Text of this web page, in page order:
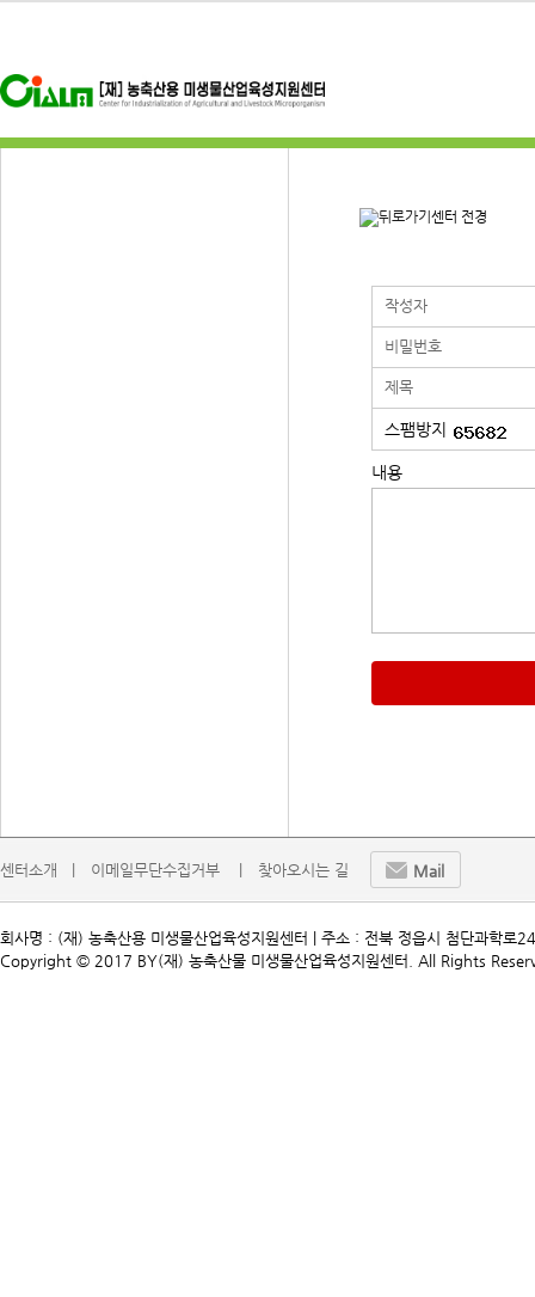
센터 전경
스팸방지
내용
센터소개   | 이메일무단수집거부    | 찾아오시는 길 Mail
회사명 : (재) 농축산용 미생물산업육성지원센터 | 주소 : 전북 정읍시 첨단과
Copyright © 2017 BY(재) 농축산물 미생물산업육성지원센터. All Rights